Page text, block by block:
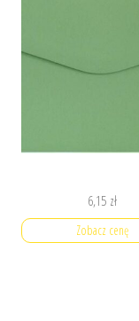
6,15 zł
Zobacz cenę